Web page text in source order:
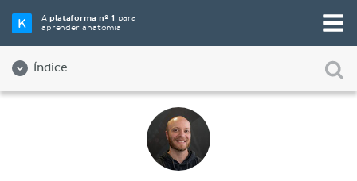
Aplataforma nº 1 para
aprender anatomia
Índice